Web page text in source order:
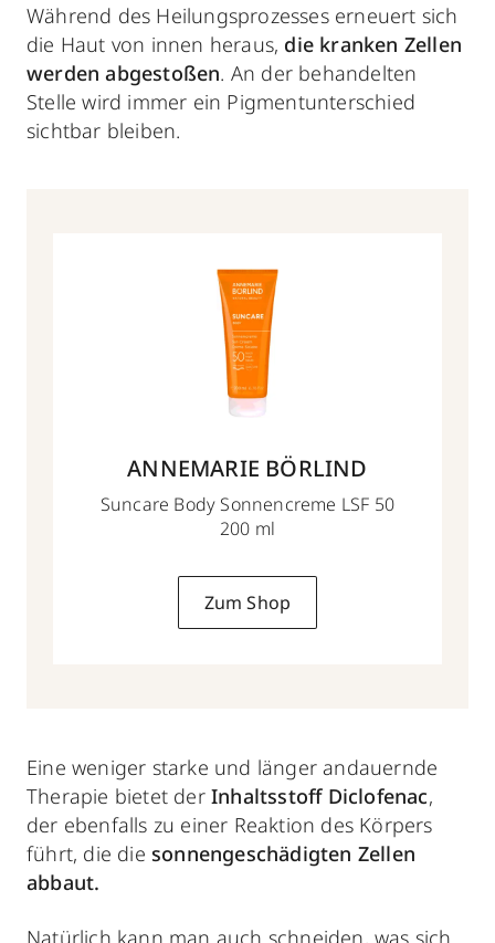
Während des Heilungsprozesses erneuert sich
die Haut von innen heraus, die kranken Zellen
werden abgestoßen. An der behandelten
Stelle wird immer ein Pigmentunterschied
sichtbar bleiben.
ANNEMARIE BÖRLIND
Suncare Body Sonnencreme LSF 50
200 ml
Zum Shop
Eine weniger starke und länger andauernde
Therapie bietet der Inhaltsstoff Diclofenac,
der ebenfalls zu einer Reaktion des Körpers
führt, die die sonnengeschädigten Zellen
abbaut.
Natürlich kann man auch schneiden, was sich